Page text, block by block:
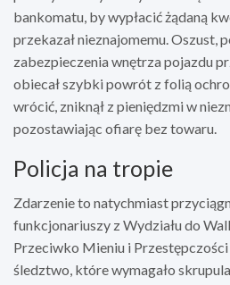
bankomatu, by wypłacić żądaną
przekazał nieznajomemu. Oszust,
zabezpieczenia wnętrza pojazdu
obiecał szybki powrót z folią
wrócić, zniknął z pieniędzmi w
pozostawiając ofiarę bez towaru.
Policja na tropie
Zdarzenie to natychmiast
funkcjonariuszy z Wydziału do
Przeciwko Mieniu i
śledztwo, które wymagało